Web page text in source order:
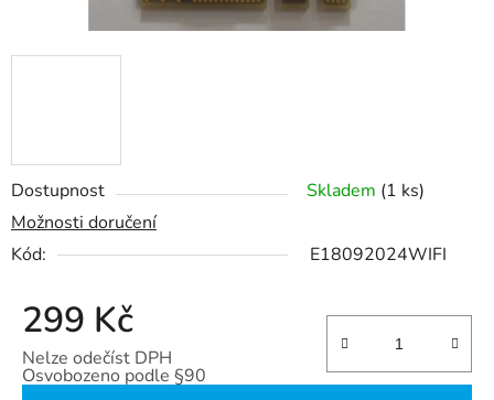
Dostupnost Skladem (1 ks)
Možnosti doručení
Kód:
E18092024WIFI
299 Kč
Nelze odečíst DPH
Osvobozeno podle §90